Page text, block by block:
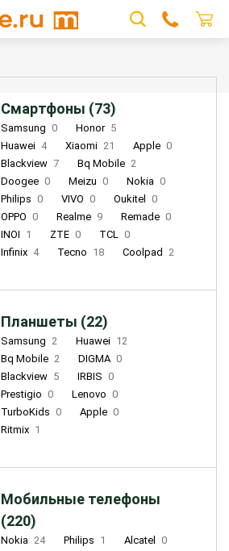
Смартфоны (73)
Samsung 0 Honor 5
Huawei 4 Xiaomi 21 Apple 0
Blackview 7 Bq Mobile 2
Doogee 0 Meizu 0 Nokia 0
Philips 0 VIVO 0 Oukitel
0
OPPO 0 Realme 9 Remade 0
INOI 1 ZTE 0 TCL 0
Infinix 4 Tecno 18 Coolpad 2
Планшеты (22)
Samsung 2 Huawei 12
Bq Mobile 2 DIGMA 0
Blackview 5 IRBIS 0
Prestigio 0 Lenovo 0
TurboKids 0 Apple 0
Ritmix 1
Мобильные телефоны
(220)
Nokia 24 Philips 1 Alcatel
0